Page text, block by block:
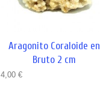
Aragonito Coraloide en
Bruto 2 cm
4,00 €